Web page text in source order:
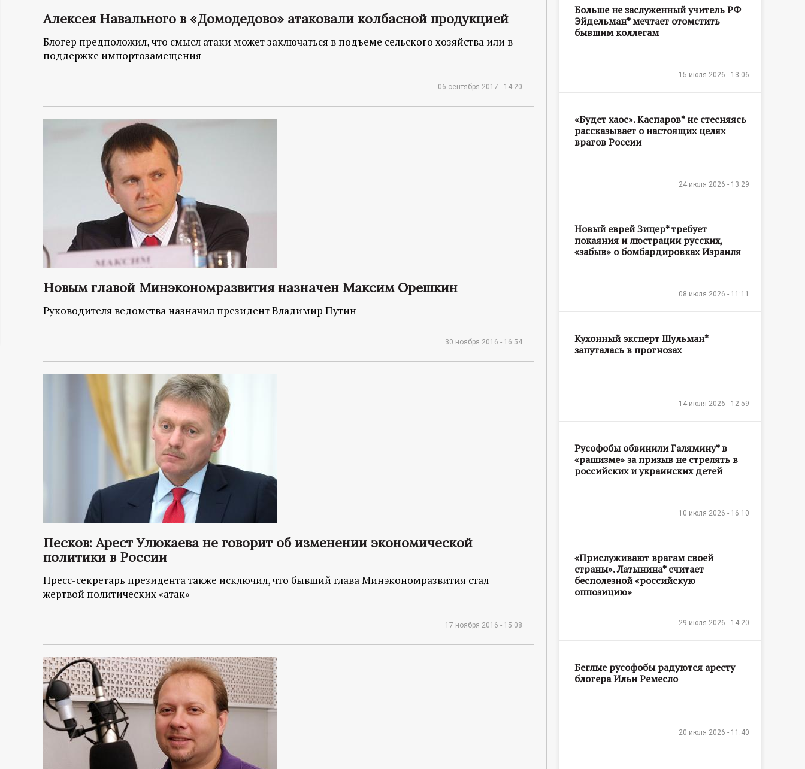
Н
-
н
а
ц
и
н
р
т
а
Алексея Навального в «Домодедово» атаковали колбасной продукцией
Блогер предположил, что смысл атаки может заключаться в подъеме сельского хозяйства или в
поддержке импортозамещения
06 сентября 2017 - 14:20
Новым главой Минэкономразвития назначен Максим Орешкин
Руководителя ведомства назначил президент Владимир Путин
30 ноября 2016 - 16:54
Песков: Арест Улюкаева не говорит об изменении экономической
политики в России
Пресс-секретарь президента также исключил, что бывший глава Минэкономразвития стал
жертвой политических «атак»
17 ноября 2016 - 15:08
Больше не заслуженный учитель РФ
Эйдельман* мечтает отомстить
бывшим коллегам
15 июля 2026 - 13:06
«Будет хаос». Каспаров* не стесняясь
рассказывает о настоящих целях
врагов России
24 июля 2026 - 13:29
Новый еврей Зицер* требует
покаяния и люстрации русских,
«забыв» о бомбардировках Израиля
08 июля 2026 - 11:11
Кухонный эксперт Шульман*
запуталась в прогнозах
14 июля 2026 - 12:59
Русофобы обвинили Галямину* в
«рашизме» за призыв не стрелять в
российских и украинских детей
10 июля 2026 - 16:10
«Прислуживают врагам своей
страны». Латынина* считает
бесполезной «российскую
оппозицию»
29 июля 2026 - 14:20
Беглые русофобы радуются аресту
блогера Ильи Ремесло
20 июля 2026 - 11:40